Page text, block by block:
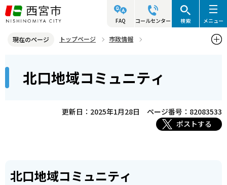
こ
の
ジ
先
FAQ コールセンター 検索 メニュー
現在のページ トップページ
市政情報
西宮コミュニティ協会
北口地域コミュニティ
こ
北口地域コミュニティ
更新日：2025年1月28日
ページ番号：82083533
ポストする
北口地域コミュニティ